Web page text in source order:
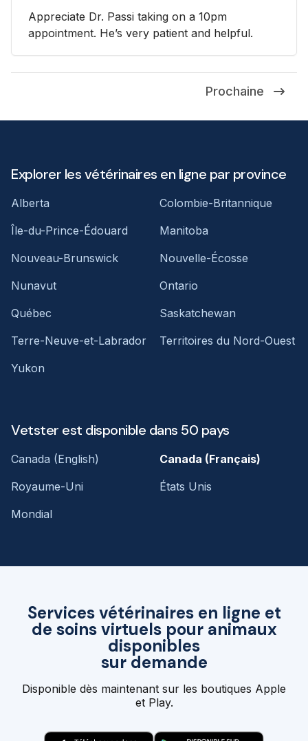
Appreciate Dr. Passi taking on a 10pm
appointment. He’s very patient and helpful.
Prochaine
Services vétérinaires en ligne et
de soins virtuels pour animaux
disponibles
sur demande
Disponible dès maintenant sur les boutiques Apple
et Play.
Explorer les vétérinaires en ligne par province
Alberta
Colombie-Britannique
Île-du-Prince-Édouard
Manitoba
Nouveau-Brunswick
Nouvelle-Écosse
Nunavut
Ontario
Québec
Saskatchewan
Terre-Neuve-et-Labrador
Territoires du Nord-Ouest
Yukon
Vetster est disponible dans 50 pays
Canada (English)
Canada (Français)
Royaume-Uni
États Unis
Mondial